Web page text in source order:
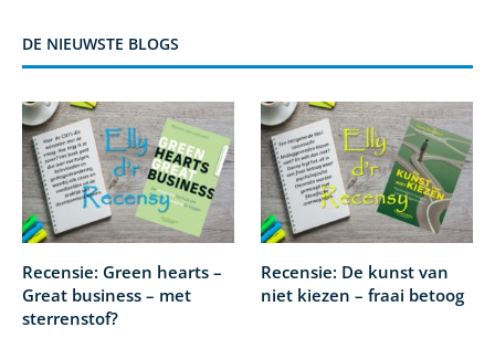
DE NIEUWSTE BLOGS
Recensie: Green hearts –
Great business – met
sterrenstof?
Recensie: De kunst van
niet kiezen – fraai betoog